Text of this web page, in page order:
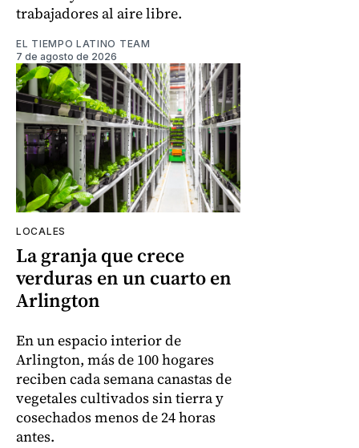
trabajadores al aire libre.
EL TIEMPO LATINO TEAM
7 de agosto de 2026
LOCALES
La granja que crece
verduras en un cuarto en
Arlington
En un espacio interior de
Arlington, más de 100 hogares
reciben cada semana canastas de
vegetales cultivados sin tierra y
cosechados menos de 24 horas
antes.